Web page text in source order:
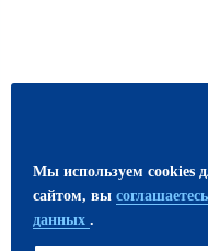
Мы используем cookies
сайтом, вы
данных .